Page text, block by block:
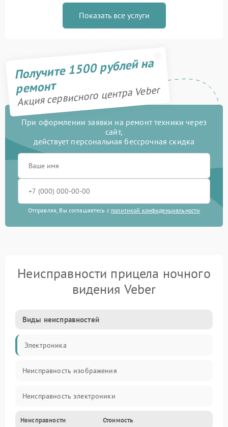
Показать все услуги
Получите 1500 рублей на
ремонт
Акция сервисного центра Veber
При оформлении заявки на ремонт техники через
сайт,
действует персональная бессрочная скидка
Отправляя, Вы соглашаетесь с политикой конфиденциальности
Неисправности прицела ночного
видения Veber
Виды неисправностей
Электроника
Неисправность изображения
Неисправность электроники
Механические повреждения
Неисправности Стоимость